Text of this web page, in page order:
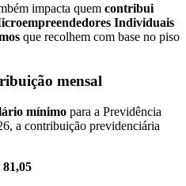
impacta quem contribui
Individuais
que recolhem com base no piso
mensal
mínimo para a Previdência
a contribuição previdenciária